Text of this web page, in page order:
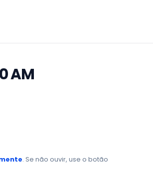
AM
. Se não ouvir, use o botão